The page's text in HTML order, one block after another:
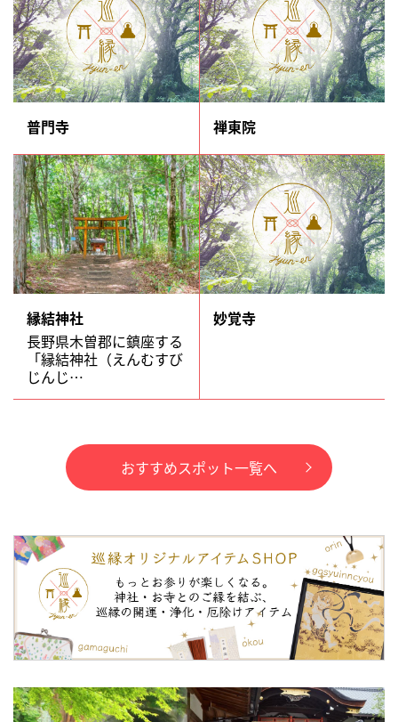
普門寺 禅東院
縁結神社
長野県木曽郡に鎮座する
「縁結神社（えんむすび
じんじ…
妙覚寺
おすすめスポット一覧へ